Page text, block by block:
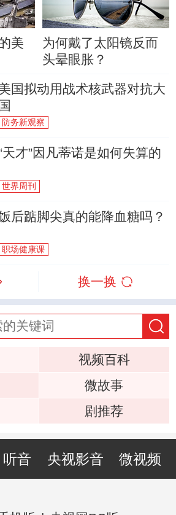
美
为何戴了太阳镜反而
头晕眼胀？
国拟动用战术核武器对抗大
国
防务新观察
天才”因凡蒂诺是如何失算的
世界周刊
后踮脚尖真的能降血糖吗？
职场健康课
换一换
视频百科
微故事
剧推荐
听音 央视影音 微视频